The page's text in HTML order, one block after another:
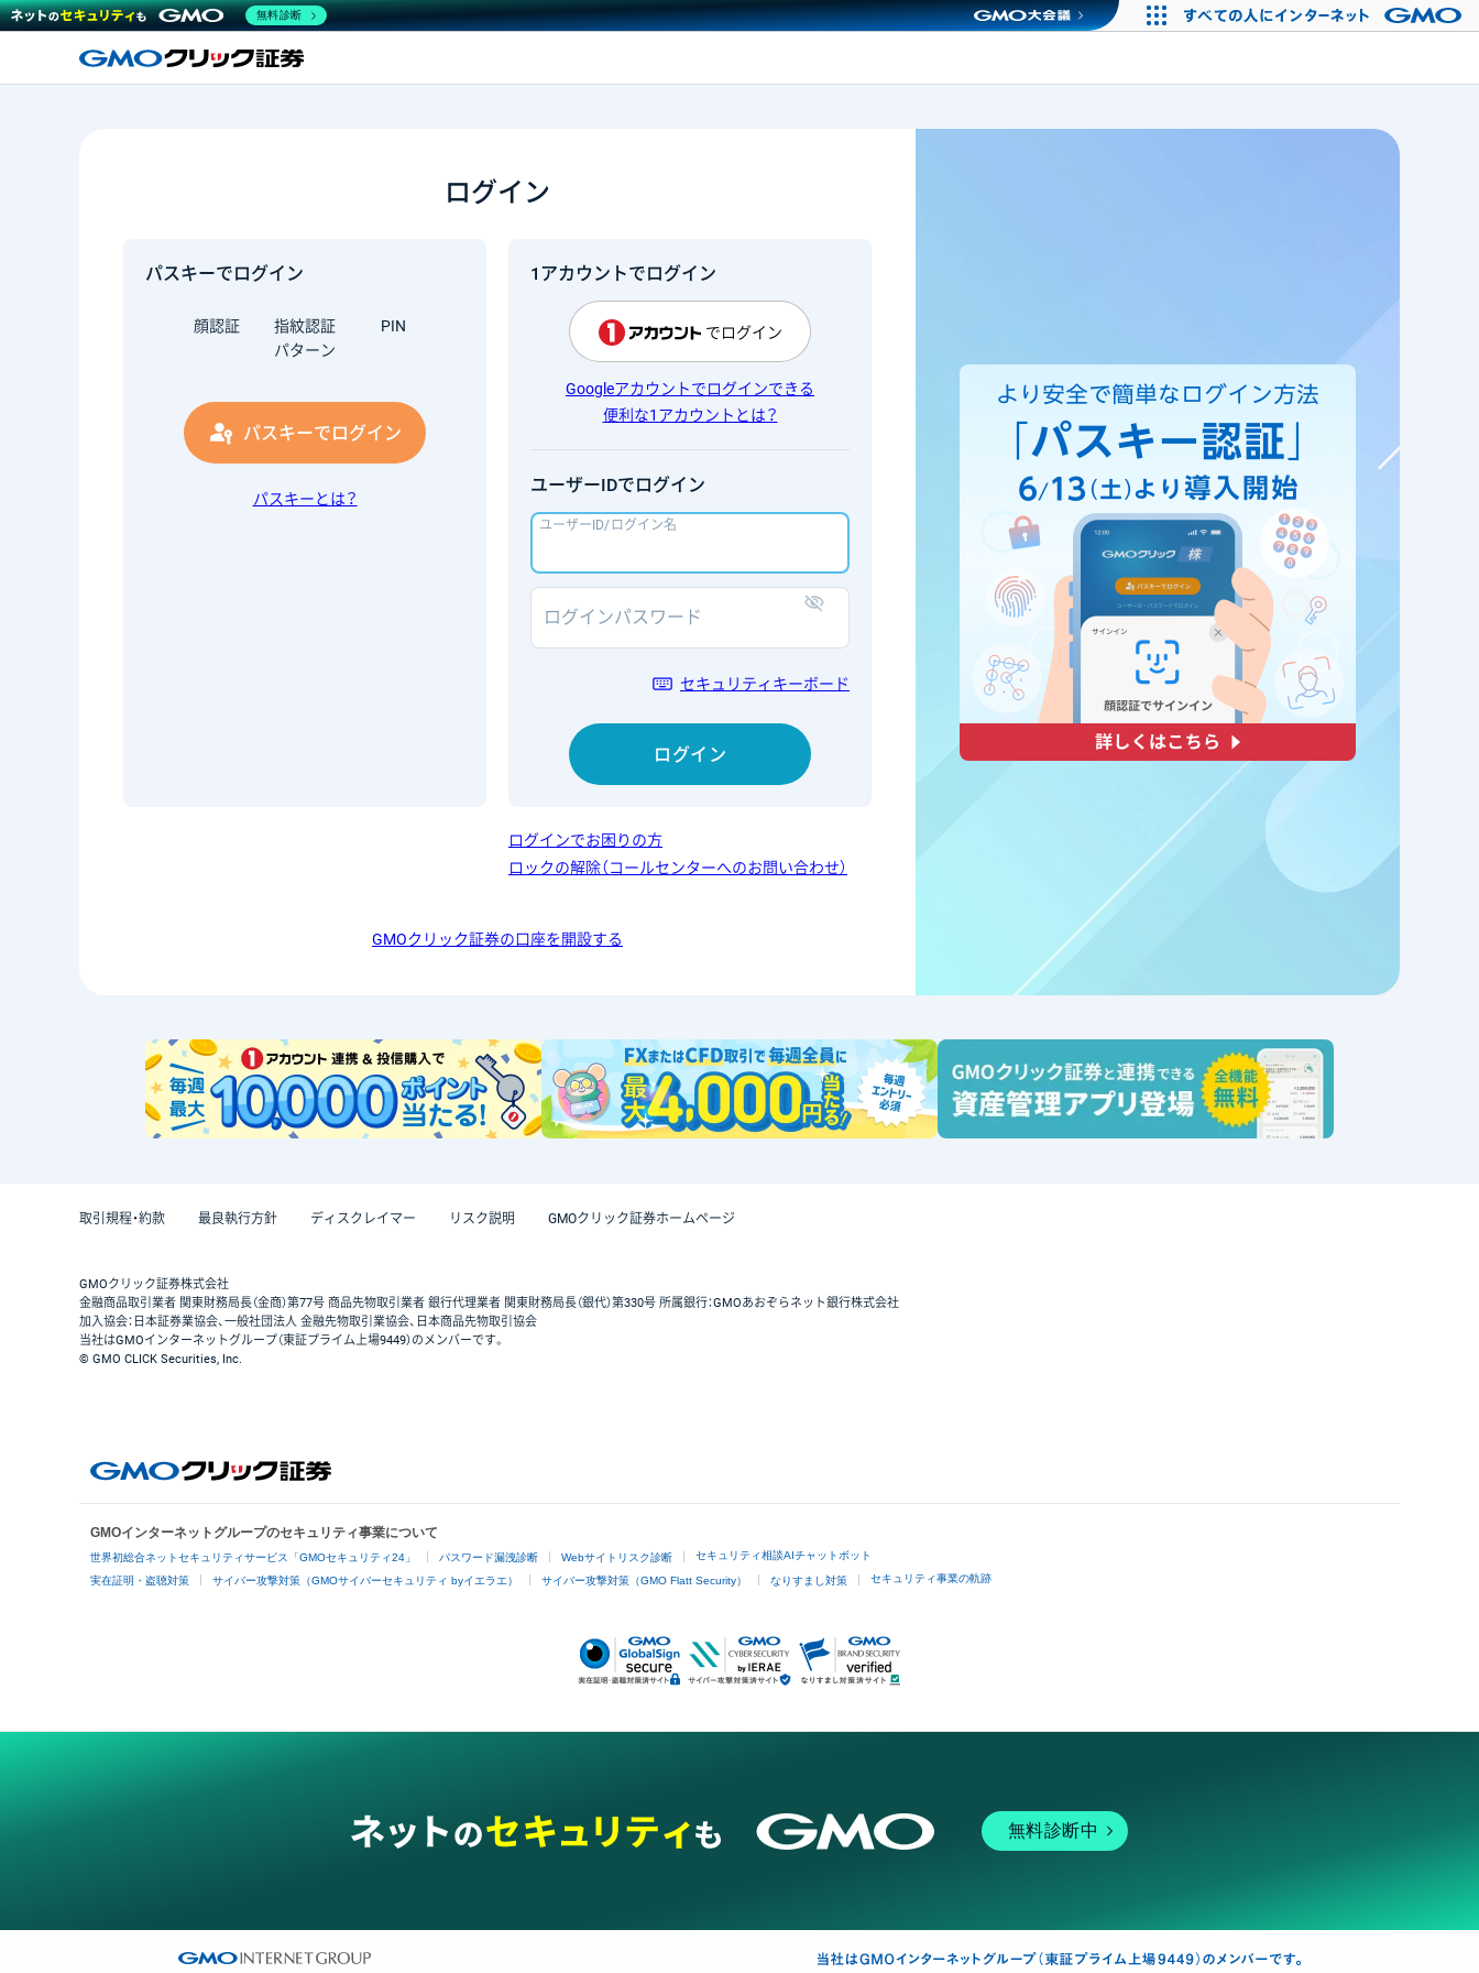
ログイン
パスキーでログイン
顔認証 指紋認証
PIN
パターン
パスキーでログイン
パスキーとは？
1アカウントでログイン
でログイン
Googleアカウントでログインできる
便利な1アカウントとは？
ユーザーIDでログイン
ユーザーID/ログイン名
ログインパスワード
セキュリティキーボード
ログイン
ログインでお困りの方
ロックの解除（コールセンターへのお問い合わせ）
GMOクリック証券の口座を開設する
取引規程・約款 最良執行方針 ディスクレイマー リスク説明 GMOクリック証券ホームページ
GMOクリック証券株式会社
金融商品取引業者 関東財務局長（金商）第77号 商品先物取引業者 銀行代理業者 関東財務局長（銀代）第330号 所属銀行：GMOあおぞらネット銀行株式会社
加入協会：日本証券業協会、一般社団法人 金融先物取引業協会、日本商品先物取引協会
当社はGMOインターネットグループ（東証プライム上場9449）のメンバーです。
© GMO CLICK Securities, Inc.
GMOインターネットグループのセキュリティ事業について
世界初総合ネットセキュリティサービス「GMOセキュリティ24」 パスワード漏洩診断 Webサイトリスク診断 セキュリティ相談AIチャットボット
実在証明・盗聴対策 サイバー攻撃対策（GMOサイバーセキュリティ byイエラエ） サイバー攻撃対策（GMO Flatt Security） なりすまし対策 セキュリティ事業の軌跡
無料診断中
無料診断